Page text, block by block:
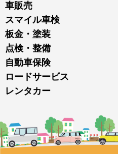
車販売
スマイル車検
板金・塗装
点検・整備
自動車保険
ロードサービス
レンタカー